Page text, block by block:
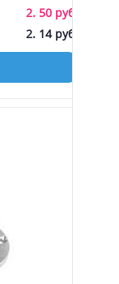
2. 50 руб.
2. 14 руб.